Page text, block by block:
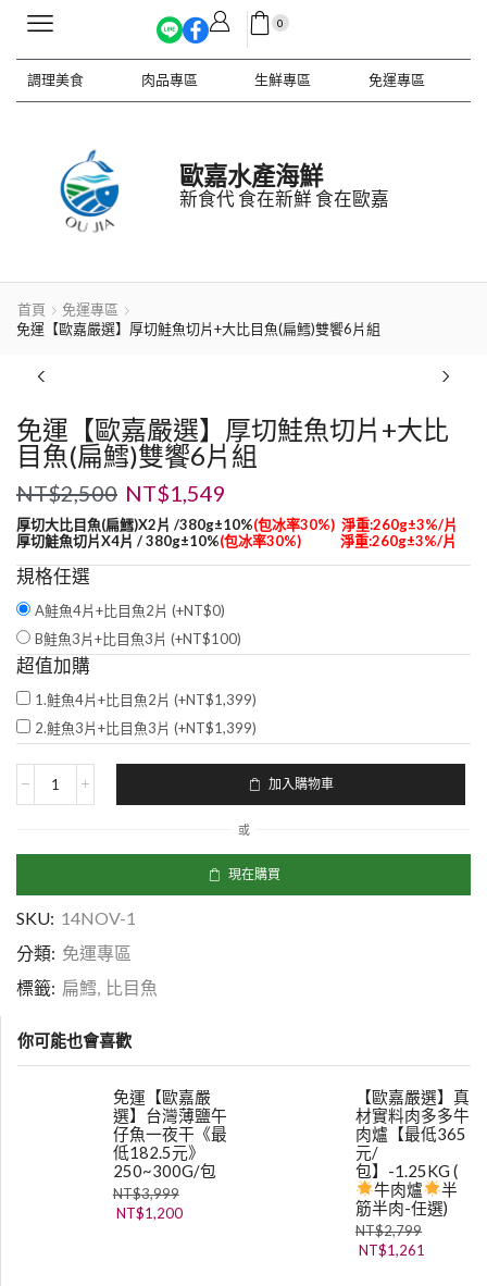
0
調理美食 肉品專區 生鮮專區 免運專區
歐嘉水產海鮮
新食代 食在新鮮 食在歐嘉
首頁
免運專區
免運【歐嘉嚴選】厚切鮭魚切片+大比目魚(扁鱈)雙饗6片組
免運【歐嘉嚴選】厚切鮭魚切片+大比
目魚(扁鱈)雙饗6片組
NT$2,500 NT$1,549
厚切大比目魚(扁鱈)X2片 /380g±10%(包冰率30%) 淨重:260g±3%/片
厚切鮭魚切片X4片 /380g±10%(包冰率30%) 淨重:260g±3%/片
規格任選
A鮭魚4片+比目魚2片 (+NT$0)
B鮭魚3片+比目魚3片 (+NT$100)
超值加購
1.鮭魚4片+比目魚2片 (+NT$1,399)
2.鮭魚3片+比目魚3片 (+NT$1,399)
加入購物車
或
現在購買
SKU: 14NOV-1
分類: 免運專區
標籤: 扁鱈 比目魚
你可能也會喜歡
免運【歐嘉嚴
選】台灣薄鹽午
仔魚一夜干《最
低182.5元》
250~300G/包
NT$3,999
NT$1,200
【歐嘉嚴選】真
材實料肉多多牛
肉爐【最低365
元/
包】-1.25KG (
牛肉爐
半
筋半肉-任選)
NT$2,799
NT$1,261